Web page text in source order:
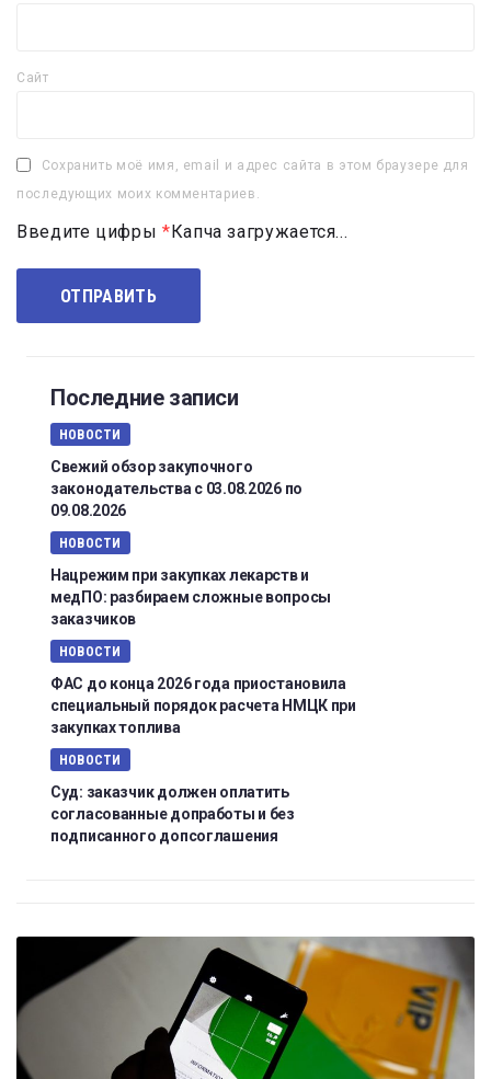
Сайт
Сохранить моё имя, email и адрес сайта в этом браузере для
последующих моих комментариев.
Введите цифры *Капча загружается...
Последние записи
НОВОСТИ
Свежий обзор закупочного
законодательства с 03.08.2026 по
09.08.2026
НОВОСТИ
Нацрежим при закупках лекарств и
медПО: разбираем сложные вопросы
заказчиков
НОВОСТИ
ФАС до конца 2026 года приостановила
специальный порядок расчета НМЦК при
закупках топлива
НОВОСТИ
Суд: заказчик должен оплатить
согласованные допработы и без
подписанного допсоглашения